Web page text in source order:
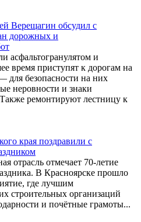
Верещагин обсудил с
дорожных и
асфальтогранулятом и
время приступят к дорогам на
для безопасности на них
неровности и знаки
ремонтируют лестницу к
края поздравили с
отрасль отмечает 70-летие
В Красноярске прошло
где лучшим
строительных организаций
и почётные грамоты...